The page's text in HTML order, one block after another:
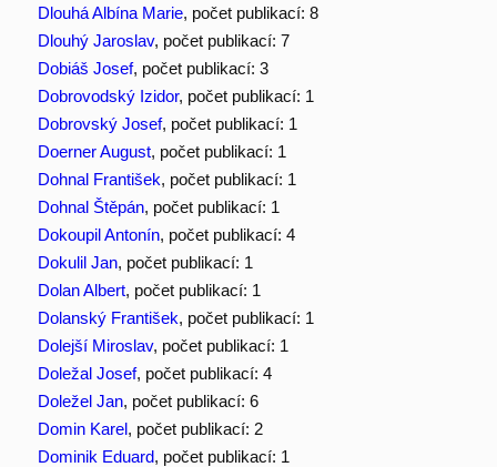
Dlouhá Albína Marie, počet publikací: 8
Dlouhý Jaroslav, počet publikací: 7
Dobiáš Josef, počet publikací: 3
Dobrovodský Izidor, počet publikací: 1
Dobrovský Josef, počet publikací: 1
Doerner August, počet publikací: 1
Dohnal František, počet publikací: 1
Dohnal Štěpán, počet publikací: 1
Dokoupil Antonín, počet publikací: 4
Dokulil Jan, počet publikací: 1
Dolan Albert, počet publikací: 1
Dolanský František, počet publikací: 1
Dolejší Miroslav, počet publikací: 1
Doležal Josef, počet publikací: 4
Doležel Jan, počet publikací: 6
Domin Karel, počet publikací: 2
Dominik Eduard, počet publikací: 1